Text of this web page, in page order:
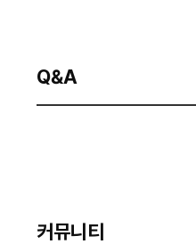
Q&A
커뮤니티